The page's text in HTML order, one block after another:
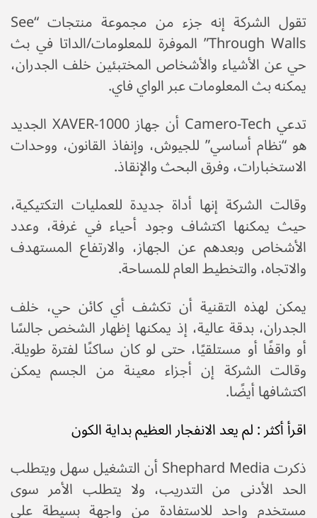
تقول الشركة إنه جزء من مجموعة منتجات “See
Through Walls” الموفرة للمعلومات/الداتا في بث
حي عن الأشياء والأشخاص المختبئين خلف الجدران،
يمكنه بث المعلومات عبر الواي فاي.
تدعي Camero-Tech أن جهاز XAVER-1000 الجديد
هو “نظام أساسي” للجيوش، وإنفاذ القانون، ووحدات
الاستخبارات، وفرق البحث والإنقاذ.
وقالت الشركة إنها أداة جديدة للعمليات التكتيكية،
حيث يمكنها اكتشاف وجود أحياء في غرفة، وعدد
الأشخاص وبعدهم عن الجهاز، والارتفاع المستهدف
والاتجاه، والتخطيط العام للمساحة.
يمكن لهذه التقنية أن تكشف أي كائن حي، خلف
الجدران، بدقة عالية، إذ يمكنها إظهار الشخص جالسًا
أو واقفًا أو مستلقيًا، حتى لو كان ساكنًا لفترة طويلة.
وقالت الشركة إن أجزاء معينة من الجسم يمكن
اكتشافها أيضًا.
اقرأ أكثر : لم يعد الانفجار العظيم بداية الكون
ذكرت Shephard Media أن التشغيل سهل ويتطلب
الحد الأدنى من التدريب، ولا يتطلب الأمر سوى
مستخدم واحد للاستفادة من واجهة بسيطة على